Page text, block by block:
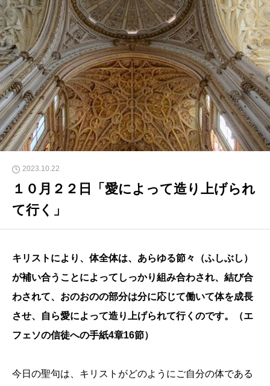
2023.10.22
１０月２２日「愛によって造り上げられ
て行く」
キリストにより、体全体は、あらゆる節々（ふしぶし）
が補い合うことによってしっかり組み合わされ、結び合
わされて、おのおのの部分は分に応じて働いて体を成長
させ、自ら愛によって造り上げられて行くのです。（エ
フェソの信徒への手紙4章16節）
今日の聖句は、キリストがどのようにご自分の体である